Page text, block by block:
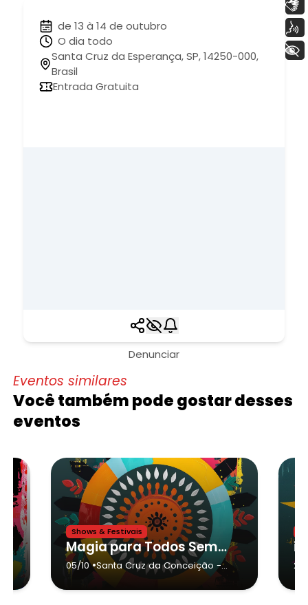
de 13 à 14 de outubro
O dia todo
Santa Cruz da Esperança, SP, 14250-000,
Brasil
Entrada Gratuita
Denunciar
Eventos similares
Você também pode gostar desses
eventos
Shows & Festivais
Magia para Todos Semana da Criança - Santa Cruz da Conceição
05/10•Santa Cruz da Conceição -
Santa Cruz da Conceição
28/
+ Acessibilidade